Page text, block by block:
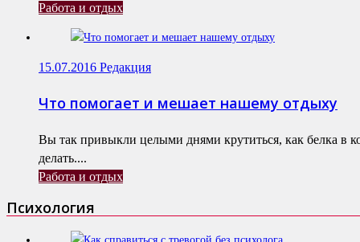
Работа и отдых
15.07.2016 Редакция
Что помогает и мешает нашему отдыху
Вы так привыкли целыми днями крутиться, как белка в
делать....
Работа и отдых
Психология